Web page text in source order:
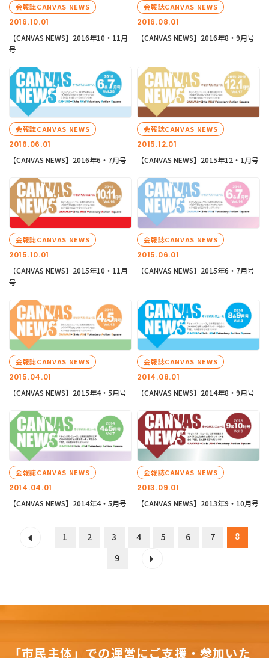
2016.10.01
会報誌CANVAS NEWS
【CANVAS NEWS】2016年10・11月
号
2016.08.01
会報誌CANVAS NEWS
【CANVAS NEWS】2016年8・9月号
2016.06.01
会報誌CANVAS NEWS
【CANVAS NEWS】2016年6・7月号
2015.12.01
会報誌CANVAS NEWS
【CANVAS NEWS】2015年12・1月号
2015.10.01
会報誌CANVAS NEWS
【CANVAS NEWS】2015年10・11月
号
2015.06.01
会報誌CANVAS NEWS
【CANVAS NEWS】2015年6・7月号
2015.04.01
会報誌CANVAS NEWS
【CANVAS NEWS】2015年4・5月号
2014.08.01
会報誌CANVAS NEWS
【CANVAS NEWS】2014年8・9月号
2014.04.01
会報誌CANVAS NEWS
【CANVAS NEWS】2014年4・5月号
2013.09.01
会報誌CANVAS NEWS
【CANVAS NEWS】2013年9・10月号
1 2 3 4 5 6 7
8
9
「市民主体」での運営にご支援・参加いた